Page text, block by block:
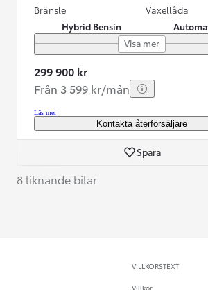
Bränsle
Hybrid Bensin
Växellåda
Visa mer
299 900 kr
Från 3 599 kr/mån
Läs mer
Kontakta återförsäljare
Spara
8 liknande bilar
VILLKORSTEXT
Villkor